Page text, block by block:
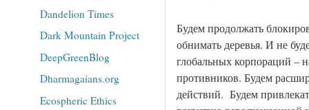
Будем продолжать
обнимать деревья. И не
глобальных корпораций –
противников. Будем
действий. Будем
Dandelion Times
Dark Mountain Project
DeepGreenBlog
Dharmagaians.org
Ecospheric Ethics